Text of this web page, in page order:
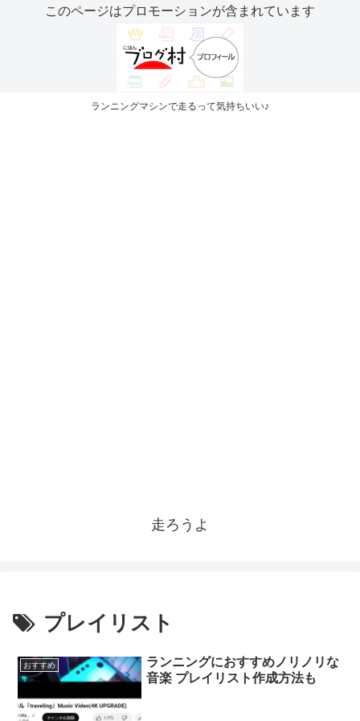
このページはプロモーションが含まれています
ランニングマシンで走るって気持ちいい♪
走ろうよ
プレイリスト
おすすめ
ランニングにおすすめノリノリな
音楽 プレイリスト作成方法も